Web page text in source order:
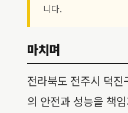
니다.
마치며
전라북도 전주시 덕
의 안전과 성능을 책